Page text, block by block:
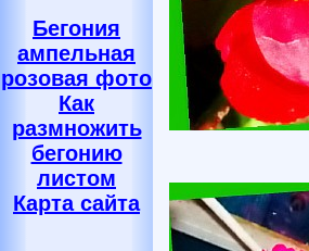
Бегония
ампельная
розовая фото
Как
размножить
бегонию
листом
Карта сайта